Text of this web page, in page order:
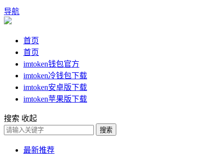
导航
首页
首页
imtoken钱包官方
imtoken冷钱包下载
imtoken安卓版下载
imtoken苹果版下载
搜索 收起
搜索
最新推荐